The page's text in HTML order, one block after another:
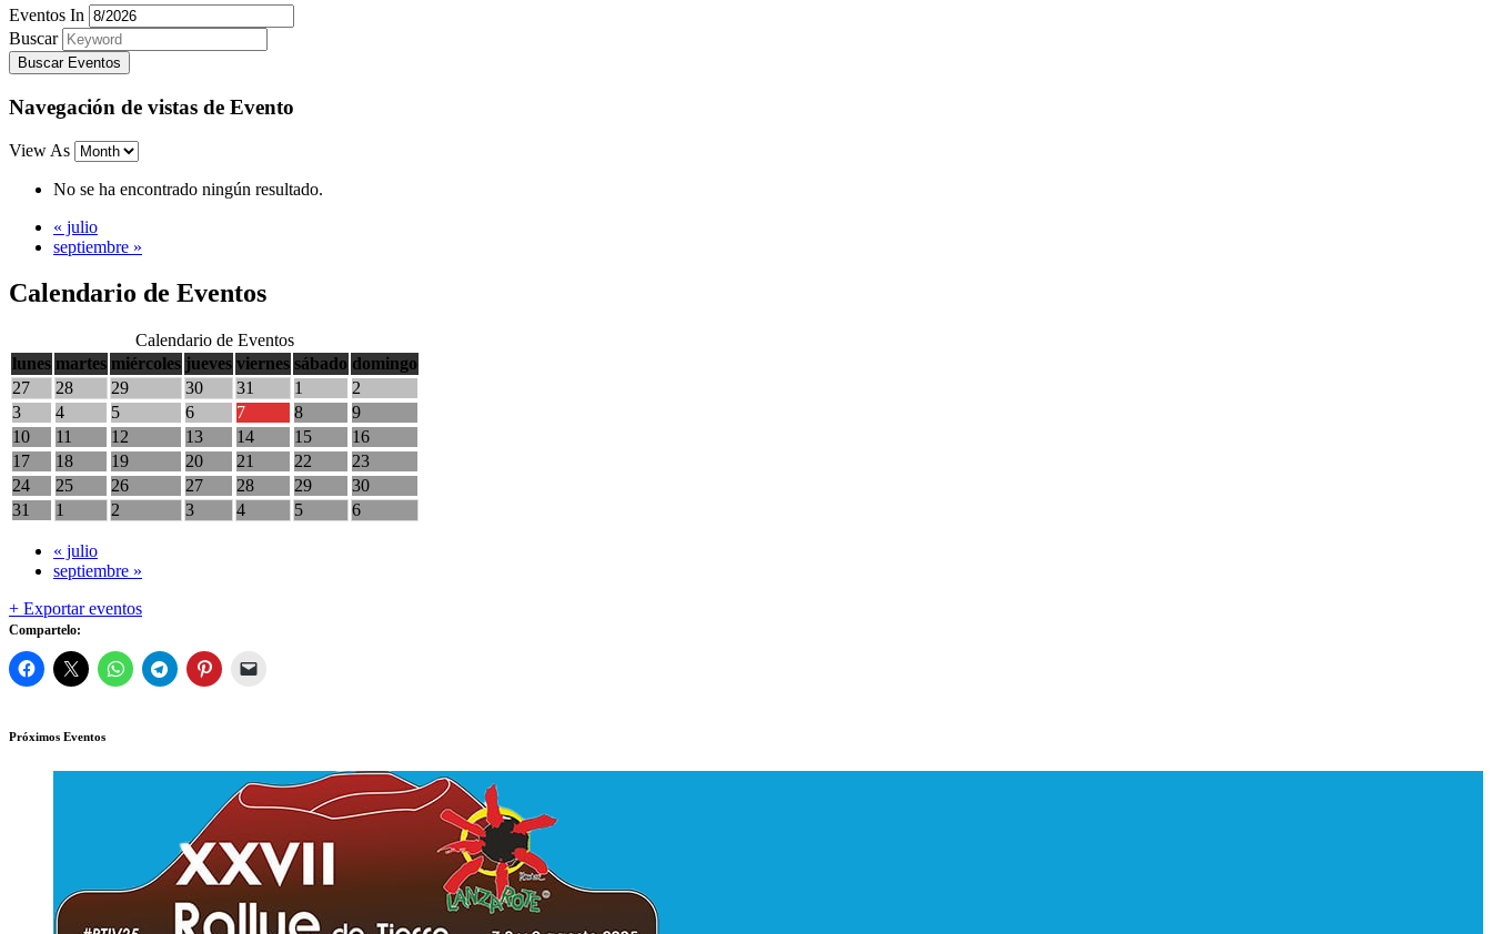
Eventos In
Buscar
Navegación de vistas de Evento
View As
No se ha encontrado ningún resultado.
« julio
septiembre »
Calendario de Eventos
Calendario de Eventos
lunes martes miércoles jueves viernes sábado domingo
27
28 29 30 31 1
2
3
4 5 6 7 8
9
10
11 12 13 14 15
16
17
18 19 20 21 22
23
24
25 26 27 28 29
30
31
1 2 3 4 5 6
« julio
septiembre »
+ Exportar eventos
Compartelo:
Próximos Eventos